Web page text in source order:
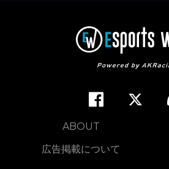
ABOUT
広告掲載について